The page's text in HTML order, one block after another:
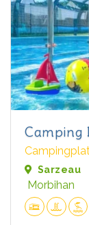
Camping
Sarzeau
Morbihan